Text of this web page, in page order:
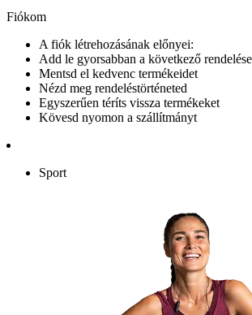
Fiókom
A fiók létrehozásának előnyei:
Add le gyorsabban a következő
Mentsd el kedvenc termékeidet
Nézd meg rendeléstörténeted
Egyszerűen téríts vissza termékeket
Kövesd nyomon a szállítmányt
Sport